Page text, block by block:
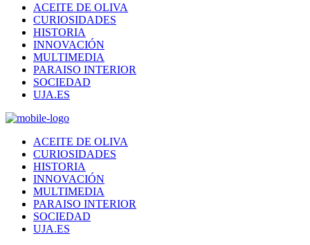
ACEITE DE OLIVA
CURIOSIDADES
HISTORIA
INNOVACIÓN
MULTIMEDIA
PARAISO INTERIOR
SOCIEDAD
UJA.ES
ACEITE DE OLIVA
CURIOSIDADES
HISTORIA
INNOVACIÓN
MULTIMEDIA
PARAISO INTERIOR
SOCIEDAD
UJA.ES